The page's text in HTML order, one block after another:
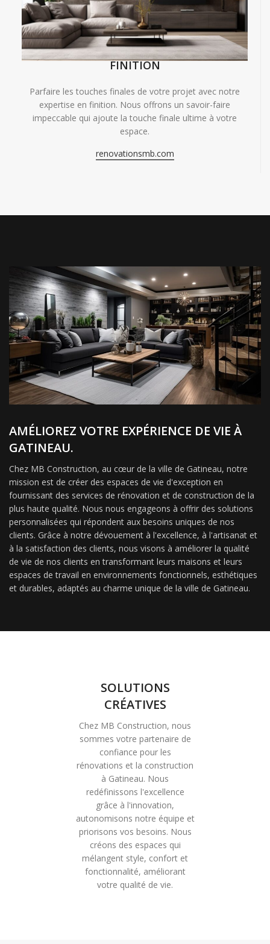
FINITION
Parfaire les touches finales de votre projet avec notre
expertise en finition. Nous offrons un savoir-faire
impeccable qui ajoute la touche finale ultime à votre
espace.
renovationsmb.com
AMÉLIOREZ VOTRE EXPÉRIENCE DE VIE À
GATINEAU.
Chez MB Construction, au cœur de la ville de Gatineau, notre
mission est de créer des espaces de vie d'exception en
fournissant des services de rénovation et de construction de la
plus haute qualité. Nous nous engageons à offrir des solutions
personnalisées qui répondent aux besoins uniques de nos
clients. Grâce à notre dévouement à l'excellence, à l'artisanat et
à la satisfaction des clients, nous visons à améliorer la qualité
de vie de nos clients en transformant leurs maisons et leurs
espaces de travail en environnements fonctionnels, esthétiques
et durables, adaptés au charme unique de la ville de Gatineau.
SOLUTIONS
CRÉATIVES
Chez MB Construction, nous
sommes votre partenaire de
confiance pour les
rénovations et la construction
à Gatineau. Nous
redéfinissons l'excellence
grâce à l'innovation,
autonomisons notre équipe et
priorisons vos besoins. Nous
créons des espaces qui
mélangent style, confort et
fonctionnalité, améliorant
votre qualité de vie.